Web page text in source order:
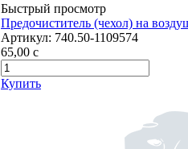
Быстрый просмотр
Предочиститель (чехол) на
Артикул: 740.50-1109574
65,00 c
Купить